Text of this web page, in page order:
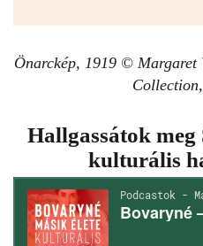
Önarckép, 1919 © Margaret
Hallgassátok meg
kulturális